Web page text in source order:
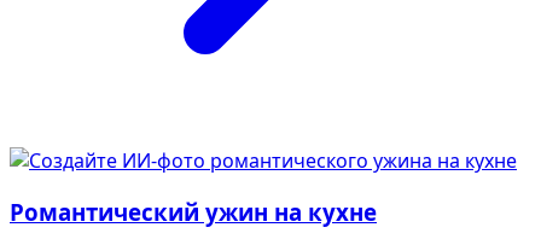
Романтический ужин на кухне